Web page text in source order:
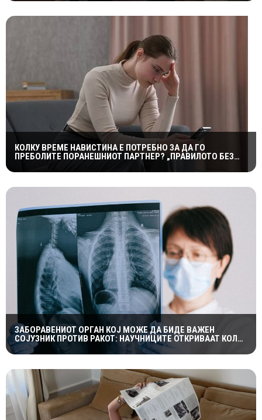
КОЛКУ ВРЕМЕ НАВИСТИНА Е ПОТРЕБНО ЗА ДА ГО
ПРЕБОЛИТЕ ПОРАНЕШНИОТ ПАРТНЕР? „ПРАВИЛОТО БЕЗ
КОНТАКТ“ НЕ Е МАГИЧНА ФОРМУЛА
ЗАБОРАВЕНИОТ ОРГАН КОЈ МОЖЕ ДА БИДЕ ВАЖЕН
СОЈУЗНИК ПРОТИВ РАКОТ: НАУЧНИЦИТЕ ОТКРИВААТ КОЛКУ
Е ЗНАЧАЕН ТИМУСОТ